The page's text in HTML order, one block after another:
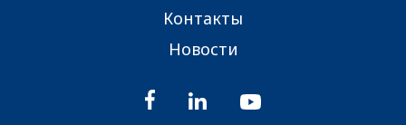
Контакты
Новости